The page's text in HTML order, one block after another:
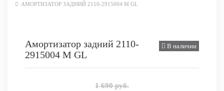
АМОРТИЗАТОР ЗАДНИЙ 2110-2915004 M GL
В наличии
Амортизатор задний 2110-
2915004 M GL
1 690 руб.